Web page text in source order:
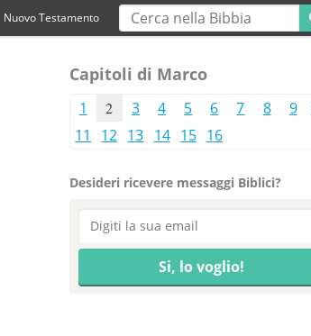
Nuovo Testamento
Capitoli di Marco
1 2 3 4 5 6 7 8 9
11
12 13 14 15 16
Desideri ricevere messaggi Biblici?